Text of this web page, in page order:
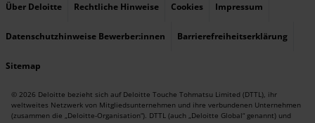
Über Deloitte Rechtliche Hinweise Cookies Impressum
Datenschutzhinweise Bewerber:innen Barrierefreiheitserklärung
Sitemap
© 2026 Deloitte bezieht sich auf Deloitte Touche Tohmatsu Limited (DTTL), ihr
weltweites Netzwerk von Mitgliedsunternehmen und ihre verbundenen Unternehmen
(zusammen die „Deloitte-Organisation“). DTTL (auch „Deloitte Global“ genannt) und